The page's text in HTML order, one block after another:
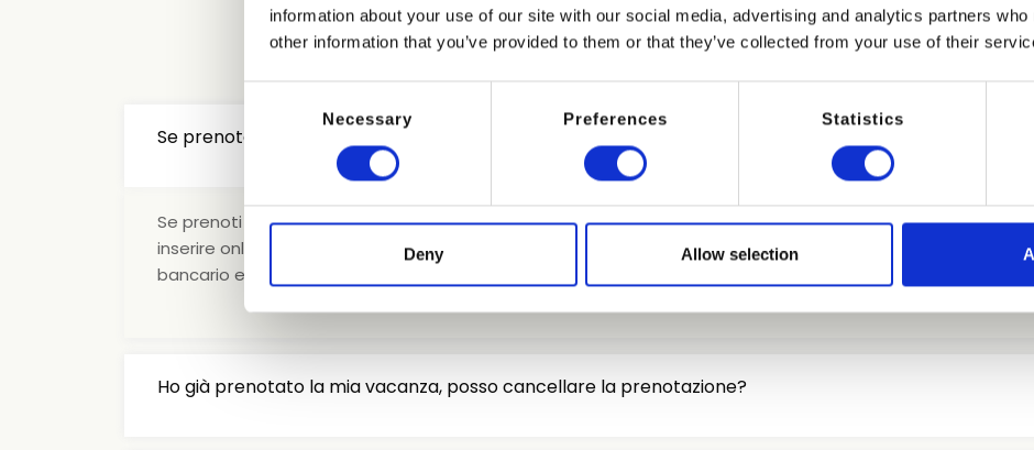
information about your use of our site with our social media, advertising and analytics partners
other information that you’ve provided to them or that they’ve collected from your use of their
Necessary Preferences Statistics
Deny Allow selection
Se prenoto adesso devo versare la caparra?
Se prenoti direttamente dal nostro sito viene richiesta una caparra pari al 30% dell’importo totale della
inserire online i dati della tua carta di credito (Visa o MasterCard) puoi contattarci via mail e potrai
bancario entro 15 giorni dalla data di prenotazione.
Ho già prenotato la mia vacanza, posso cancellare la prenotazione?